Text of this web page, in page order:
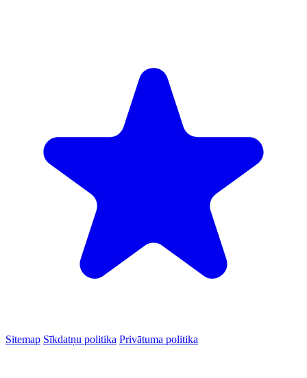
Sitemap Sīkdatņu politika Privātuma politika